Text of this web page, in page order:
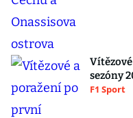
sezóny
F1 Sport